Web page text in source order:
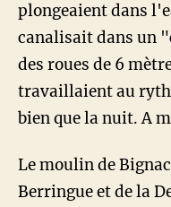
plongeaient dans
canalisait dans un
des roues de 6
travaillaient au
bien que la nuit. A
Le moulin de
Berringue et de la